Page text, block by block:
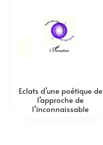
Eclats d’une poétique de
l’approche de
l’inconnaissable